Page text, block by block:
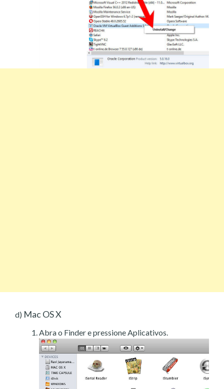
d) Mac OS X
Abra o Finder e pressione Aplicativos.